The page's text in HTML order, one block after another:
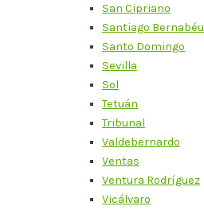
San Cipriano
Santiago Bernabéu
Santo Domingo
Sevilla
Sol
Tetuán
Tribunal
Valdebernardo
Ventas
Ventura Rodríguez
Vicálvaro